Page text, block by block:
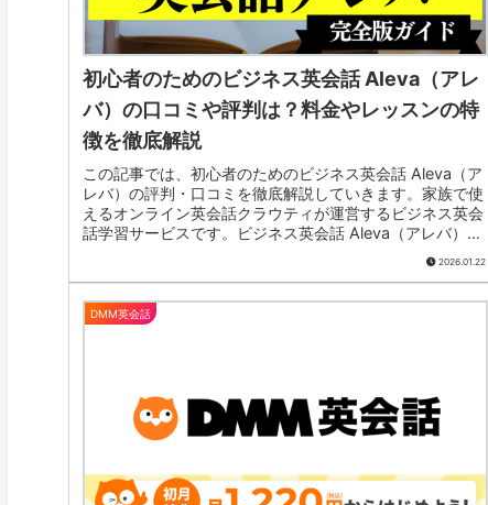
初心者のためのビジネス英会話 Aleva（アレ
バ）の口コミや評判は？料金やレッスンの特
徴を徹底解説
この記事では、初心者のためのビジネス英会話 Aleva（ア
レバ）の評判・口コミを徹底解説していきます。家族で使
えるオンライン英会話クラウティが運営するビジネス英会
話学習サービスです。ビジネス英会話 Aleva（アレバ）の
サービスの特徴や口コミ・評判などをご紹介します。2026.01.22
DMM英会話